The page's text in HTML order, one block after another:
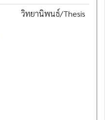
วิทยานิพนธ์/Thesis